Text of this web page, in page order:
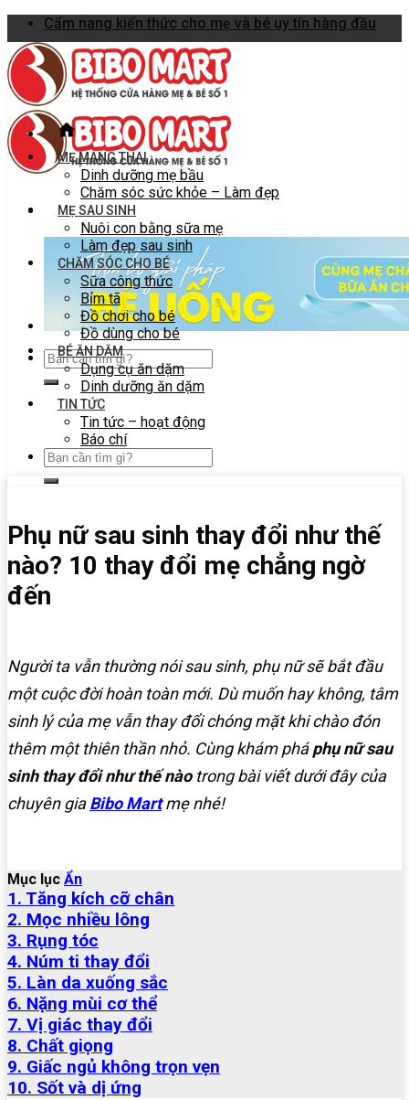
Skip
to
content
Cẩm nang kiến thức cho mẹ và bé uy tín hàng đầu
MẸ MANG THAI
Dinh dưỡng mẹ bầu
Chăm sóc sức khỏe – Làm đẹp
MẸ SAU SINH
Nuôi con bằng sữa mẹ
Làm đẹp sau sinh
CHĂM SÓC CHO BÉ
Sữa công thức
Bỉm tã
Đồ chơi cho bé
Đồ dùng cho bé
BÉ ĂN DẶM
Dụng cụ ăn dặm
Dinh dưỡng ăn dặm
TIN TỨC
Tin tức – hoạt động
Báo chí
Phụ nữ sau sinh thay đổi như thế
nào? 10 thay đổi mẹ chẳng ngờ
đến
Người ta vẫn thường nói sau sinh, phụ nữ sẽ bắt đầu
một cuộc đời hoàn toàn mới. Dù muốn hay không, tâm
sinh lý của mẹ vẫn thay đổi chóng mặt khi chào đón
thêm một thiên thần nhỏ. Cùng khám pháphụ nữ sau
sinh thay đổi như thế nàotrong bài viết dưới đây của
chuyên giaBibo Martmẹ nhé!
Mục lục Ẩn
1. Tăng kích cỡ chân
2. Mọc nhiều lông
3. Rụng tóc
4. Núm ti thay đổi
5. Làn da xuống sắc
6. Nặng mùi cơ thể
7. Vị giác thay đổi
8. Chất giọng
9. Giấc ngủ không trọn vẹn
10. Sốt và dị ứng